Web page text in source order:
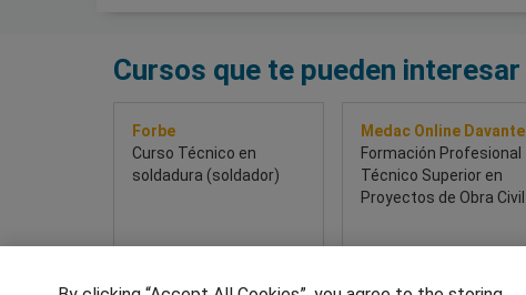
Cursos que te pueden interesar
Forbe
Curso Técnico en
soldadura (soldador)
Medac Online Davante
Formación Profesional
Técnico Superior en
Proyectos de Obra Civil